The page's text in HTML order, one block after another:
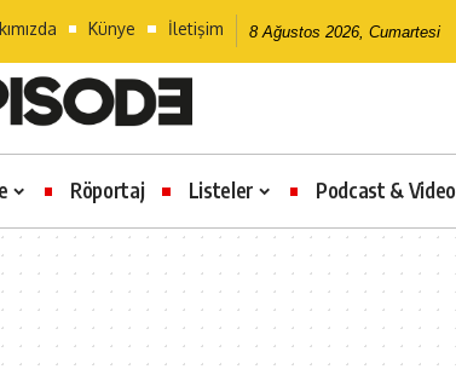
Künye İletişim 8 Ağustos 2026, Cumartesi
Röportaj Listeler Podcast & Video